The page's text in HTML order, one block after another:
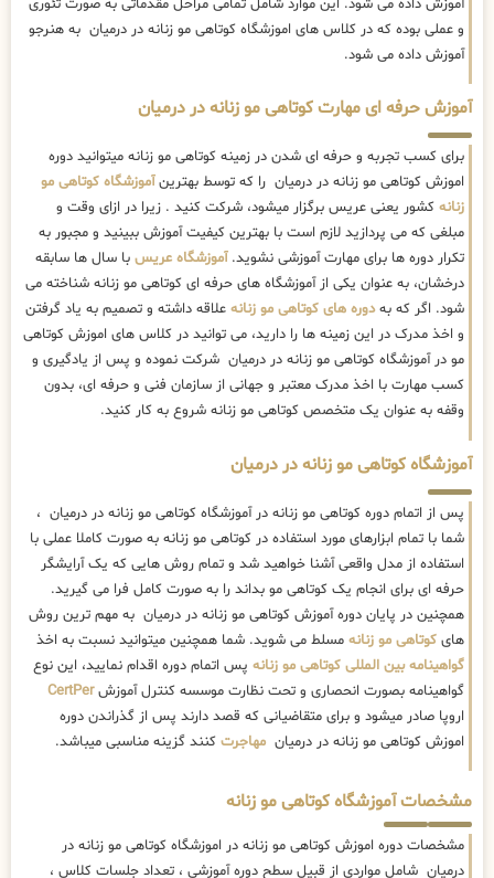
آموزش داده می شود. این موارد شامل تمامی مراحل مقدماتی به صورت تئوری
و عملی بوده که در کلاس های اموزشگاه کوتاهی مو زنانه در درمیان به هنرجو
آموزش داده می شود.
آموزش حرفه ای مهارت کوتاهی مو زنانه در درمیان
برای کسب تجربه و حرفه ای شدن در زمینه کوتاهی مو زنانه میتوانید دوره
اموزش کوتاهی مو زنانه در درمیان را که توسط بهترینآموزشگاه کوتاهی مو
زنانه کشور یعنی عریس برگزار میشود، شرکت کنید . زیرا در ازای وقت و
مبلغی که می پردازید لازم است با بهترین کیفیت آموزش ببینید و مجبور به
تکرار دوره ها برای مهارت آموزشی نشوید.آموزشگاه عریس با سال ها سابقه
درخشان، به عنوان یکی از آموزشگاه های حرفه ای کوتاهی مو زنانه شناخته می
شود. اگر که بهدوره های کوتاهی مو زنانه علاقه داشته و تصمیم به یاد گرفتن
و اخذ مدرک در این زمینه ها را دارید، می توانید در کلاس های اموزش کوتاهی
مو در آموزشگاه کوتاهی مو زنانه در درمیان شرکت نموده و پس از یادگیری و
کسب مهارت با اخذ مدرک معتبر و جهانی از سازمان فنی و حرفه ای، بدون
وقفه به عنوان یک متخصص کوتاهی مو زنانه شروع به کار کنید.
آموزشگاه کوتاهی مو زنانه در درمیان
پس از اتمام دوره کوتاهی مو زنانه در آموزشگاه کوتاهی مو زنانه در درمیان ،
شما با تمام ابزارهای مورد استفاده در کوتاهی مو زنانه به صورت کاملا عملی با
استفاده از مدل واقعی آشنا خواهید شد و تمام روش هایی که یک آرایشگر
حرفه ای برای انجام یک کوتاهی مو بداند را به صورت کامل فرا می گیرید.
همچنین در پایان دوره آموزش کوتاهی مو زنانه در درمیان به مهم ترین روش
های کوتاهی مو زنانه مسلط می شوید. شما همچنین میتوانید نسبت به اخذ
گواهینامه بین المللی کوتاهی مو زنانه پس اتمام دوره اقدام نمایید، این نوع
گواهینامه بصورت انحصاری و تحت نظارت موسسه کنترل آموزشCertPer
اروپا صادر میشود و برای متقاضیانی که قصد دارند پس از گذراندن دوره
اموزش کوتاهی مو زنانه در درمیان مهاجرت کنند گزینه مناسبی میباشد.
مشخصات آموزشگاه کوتاهی مو زنانه
مشخصات دوره اموزش کوتاهی مو زنانه در اموزشگاه کوتاهی مو زنانه در
درمیان شامل مواردی از قبیل سطح دوره آموزشی ، تعداد جلسات کلاس ،